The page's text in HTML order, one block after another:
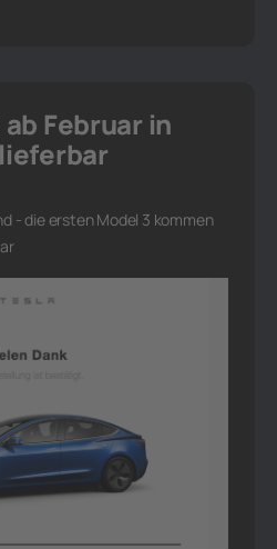
Februar in
- die ersten Model 3 kommen